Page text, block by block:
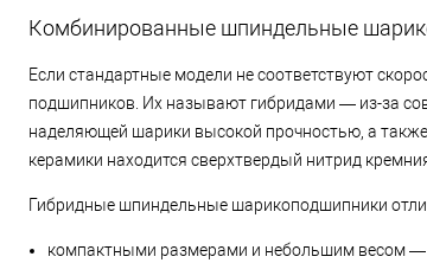
Комбинированные шпиндельные
Если стандартные модели не соответствуют
подшипников. Их называют гибридами — из-за
наделяющей шарики высокой прочностью, а
керамики находится сверхтвердый нитрид
Гибридные шпиндельные шарикоподшипники
компактными размерами и небольшим весом